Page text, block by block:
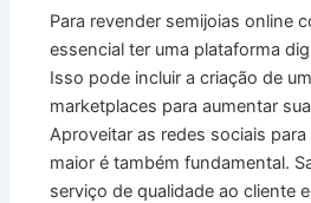
Para revender semijoias online
essencial ter uma plataforma
Isso pode incluir a criação de
marketplaces para aumentar
Aproveitar as redes sociais
maior é também fundamental.
serviço de qualidade ao cliente